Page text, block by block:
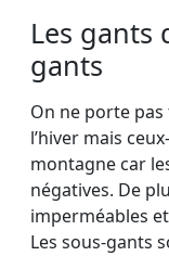
Les gants
gants
On ne porte
l’hiver mais
montagne car
négatives. De
imperméables
Les sous-gants